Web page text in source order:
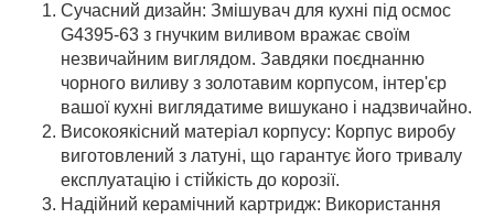
Сучасний дизайн: Змішувач для кухні під осмос
G4395-63 з гнучким виливом вражає своїм
незвичайним виглядом. Завдяки поєднанню
чорного виливу з золотавим корпусом, інтер'єр
вашої кухні виглядатиме вишукано і надзвичайно.
Високоякісний матеріал корпусу: Корпус виробу
виготовлений з латуні, що гарантує його тривалу
експлуатацію і стійкість до корозії.
Надійний керамічний картридж: Використання